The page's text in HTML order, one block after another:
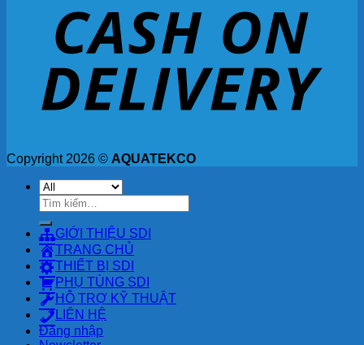
Copyright 2026 © AQUATEKCO
Tìm
kiếm:
GIỚI THIỆU SDI
TRANG CHỦ
THIẾT BỊ SDI
PHỤ TÙNG SDI
HỖ TRỢ KỸ THUẬT
LIÊN HỆ
Đăng nhập